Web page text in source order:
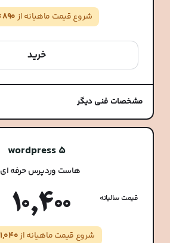
شروع قیمت ماهیانه از
خرید
مشخصات فنی دیگر
wordpress 5
هاست وردپرس حرفه ای 5
قیمت سالیانه 10,400
شروع قیمت ماهیانه از1,040 تومان